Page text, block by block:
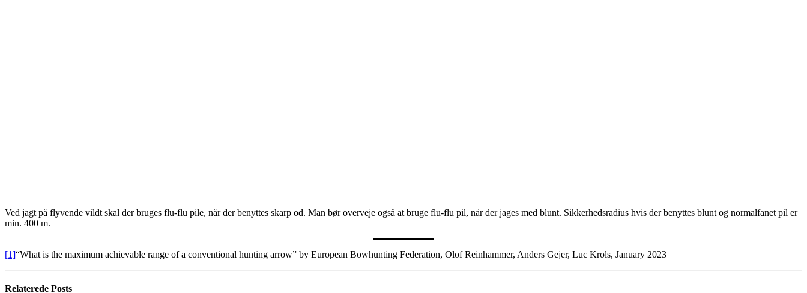
Ved jagt på flyvende vildt skal der bruges flu-flu pile, når der benyttes skarp od. Man bør overveje også at bruge flu-flu pil, når der jages med blunt. Sikkerhedsradius hvis der benyttes blunt og normalfanet pil er
min. 400 m.
[1]“What is the maximum achievable range of a conventional hunting arrow” by European Bowhunting Federation, Olof Reinhammer, Anders Gejer, Luc Krols, January 2023
Relaterede Posts